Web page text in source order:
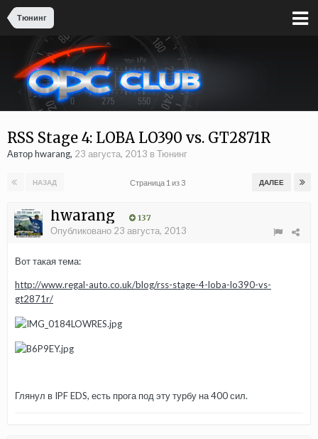
Тюнинг
RSS Stage 4: LOBA LO390 vs. GT2871R
Автор hwarang, 23 августа, 2013 в Тюнинг
НАЗАД ДАЛЕЕ
Страница 1 из 3
hwarang 137
Опубликовано 23 августа, 2013
Вот такая тема:
http://www.regal-auto.co.uk/blog/rss-stage-4-loba-lo390-vs-
gt2871r/
Глянул в IPF EDS, есть прога под эту турбу на 400 сил.